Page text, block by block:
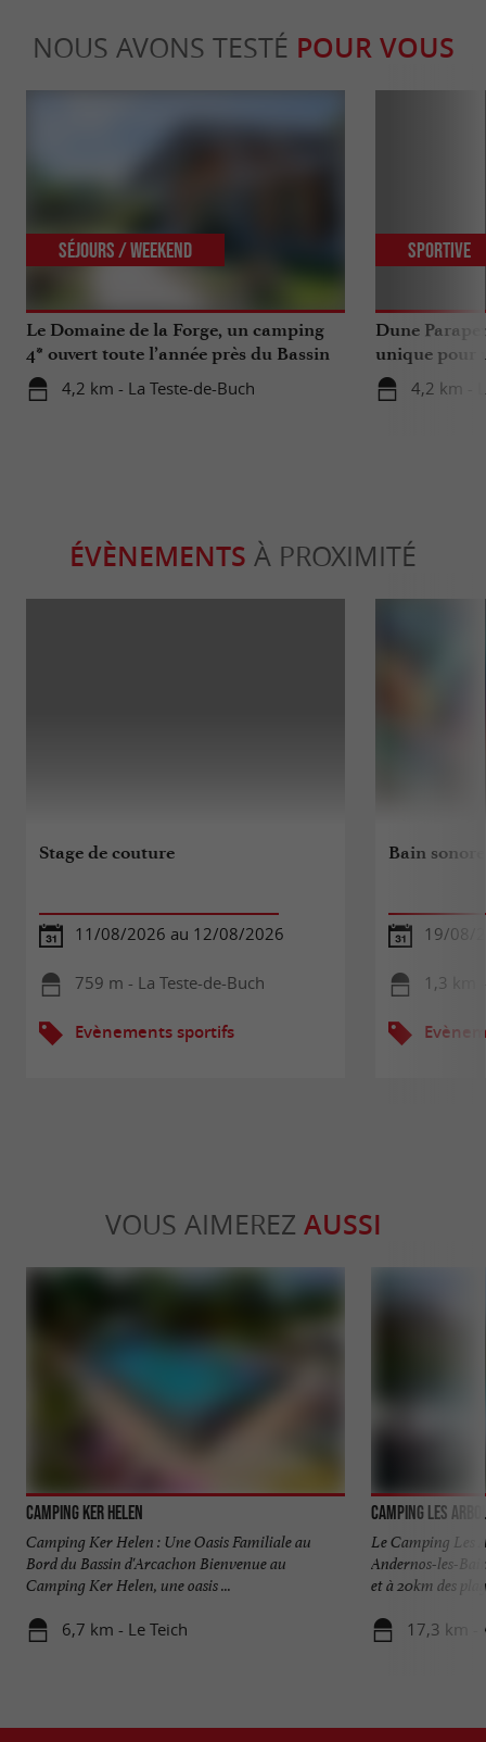
NOUS AVONS TESTÉ POUR VOUS
Le Domaine de la Forge, un camping
4* ouvert toute l’année près du Bassin
d’Arcachon
4,2 km - La Teste-de-Buch
Séjours / Weekend
Dune
unique pour
Gironde
4,2 km -
Sportive
ÉVÈNEMENTS À PROXIMITÉ
Stage de couture
11/08/2026 au 12/08/2026
759 m - La Teste-de-Buch
Evènements sportifs
Bain
19/08/
1,3 km
VOUS AIMEREZ AUSSI
Camping Ker Helen
Camping Ker Helen : Une Oasis Familiale au
Bord du Bassin d'Arcachon Bienvenue au
Camping Ker Helen, une oasis ...
6,7 km - Le Teich
Camping Les
Le Camping Les
Andernos-les-
et à 20km des
17,3 km -